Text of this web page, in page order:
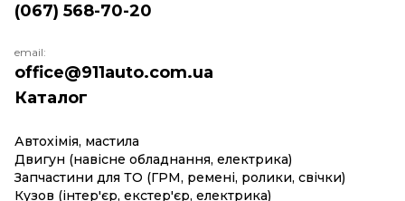
Каталог
Автохімія, мастила
Двигун (навісне обладнання, електрика)
Запчастини для ТО (ГРМ, ремені, ролики, свічки)
Кузов (інтер'єр, екстер'єр, електрика)
(067) 568-70-20
email:
office@911auto.com.ua